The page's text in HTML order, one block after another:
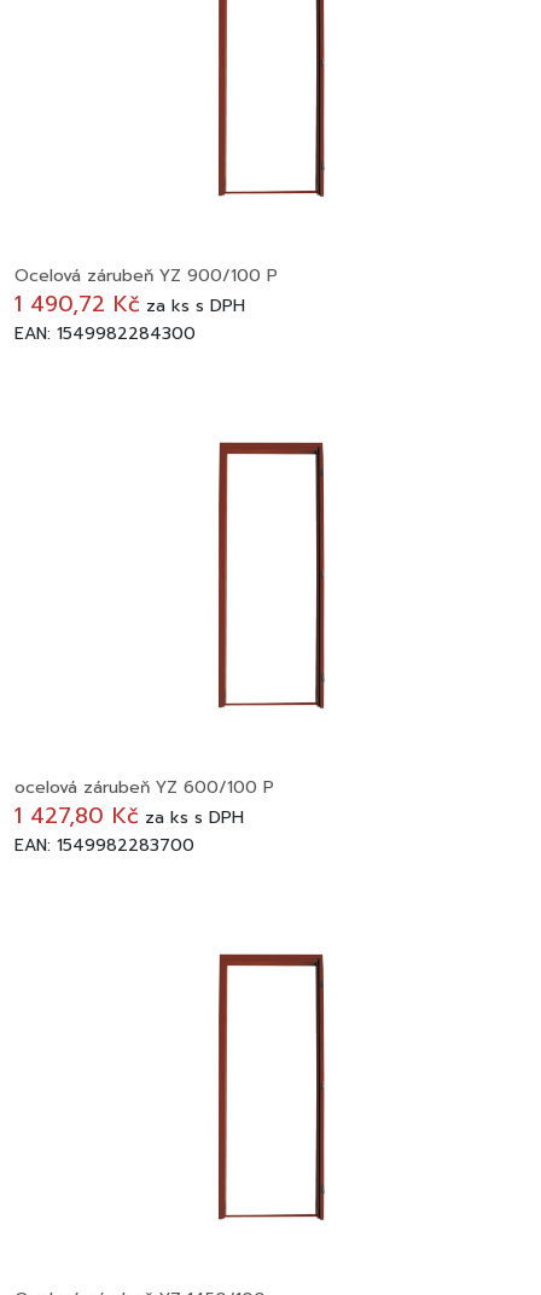
Ocelová zárubeň YZ 900/100 P
1 490,72 Kč za ks s DPH
EAN: 1549982284300
ocelová zárubeň YZ 600/100 P
1 427,80 Kč za ks s DPH
EAN: 1549982283700